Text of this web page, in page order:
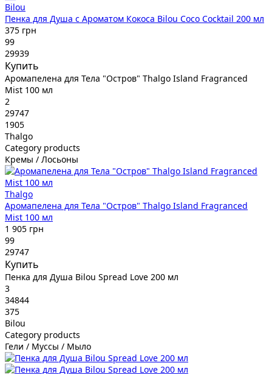
Bilou
Пенка для Душа с Ароматом Кокоса Bilou Coco Cocktail 200 мл
375 грн
99
29939
Купить
Аромапелена для Тела "Остров" Thalgo Island Fragranced
Mist 100 мл
2
29747
1905
Thalgo
Category products
Кремы / Лосьоны
Thalgo
Аромапелена для Тела "Остров" Thalgo Island Fragranced
Mist 100 мл
1 905 грн
99
29747
Купить
Пенка для Душа Bilou Spread Love 200 мл
3
34844
375
Bilou
Category products
Гели / Муссы / Мыло